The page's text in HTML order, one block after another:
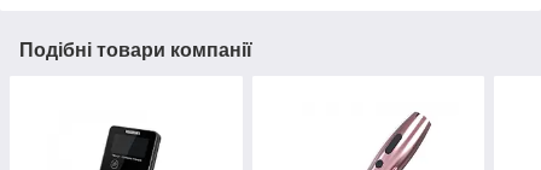
Подібні товари компанії